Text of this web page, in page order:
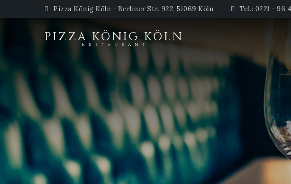
Pizza König Köln - Berliner Str. 922, 51069 Köln Tel.: 0221 - 96
PIZZA KÖNIG KÖLN
Restaurant